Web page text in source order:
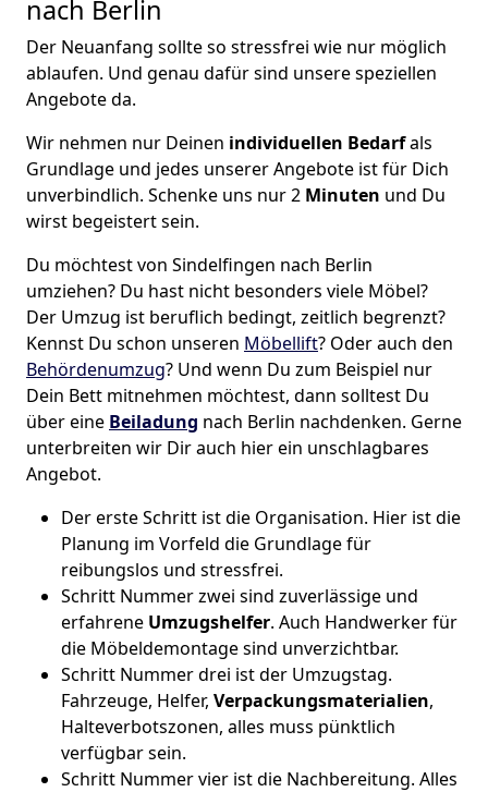
nach Berlin
Der Neuanfang sollte so stressfrei wie nur möglich
ablaufen. Und genau dafür sind unsere speziellen
Angebote da.
Wir nehmen nur Deinen individuellen Bedarfals
Grundlage und jedes unserer Angebote ist für Dich
unverbindlich. Schenke uns nur 2 Minuten und Du
wirst begeistert sein.
Du möchtest von Sindelfingen nach Berlin
umziehen? Du hast nicht besonders viele Möbel?
Der Umzug ist beruflich bedingt, zeitlich begrenzt?
Kennst Du schon unseren Möbellift? Oder auch den
Behördenumzug? Und wenn Du zum Beispiel nur
Dein Bett mitnehmen möchtest, dann solltest Du
über eine Beiladung nach Berlin nachdenken. Gerne
unterbreiten wir Dir auch hier ein unschlagbares
Angebot.
Der erste Schritt ist die Organisation. Hier ist die
Planung im Vorfeld die Grundlage für
reibungslos und stressfrei.
Schritt Nummer zwei sind zuverlässige und
erfahrene Umzugshelfer. Auch Handwerker für
die Möbeldemontage sind unverzichtbar.
Schritt Nummer drei ist der Umzugstag.
Fahrzeuge, Helfer, Verpackungsmaterialien,
Halteverbotszonen, alles muss pünktlich
verfügbar sein.
Schritt Nummer vier ist die Nachbereitung. Alles